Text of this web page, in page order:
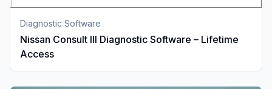
Diagnostic Software
Nissan Consult III Diagnostic Software – Lifetime
Access